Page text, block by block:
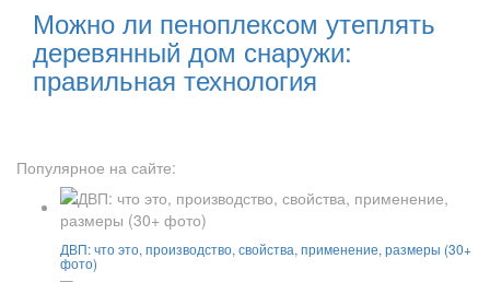
Можно ли пеноплексом утеплять
деревянный дом снаружи:
правильная технология
Популярное на сайте:
ДВП: что это, производство, свойства, применение, размеры (30+
фото)